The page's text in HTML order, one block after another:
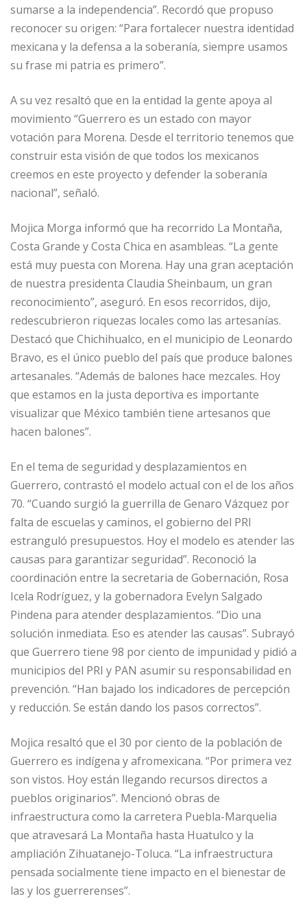
sumarse a la independencia”. Recordó que propuso
reconocer su origen: “Para fortalecer nuestra identidad
mexicana y la defensa a la soberanía, siempre usamos
su frase mi patria es primero”.
A su vez resaltó que en la entidad la gente apoya al
movimiento “Guerrero es un estado con mayor
votación para Morena. Desde el territorio tenemos que
construir esta visión de que todos los mexicanos
creemos en este proyecto y defender la soberanía
nacional”, señaló.
Mojica Morga informó que ha recorrido La Montaña,
Costa Grande y Costa Chica en asambleas. “La gente
está muy puesta con Morena. Hay una gran aceptación
de nuestra presidenta Claudia Sheinbaum, un gran
reconocimiento”, aseguró. En esos recorridos, dijo,
redescubrieron riquezas locales como las artesanías.
Destacó que Chichihualco, en el municipio de Leonardo
Bravo, es el único pueblo del país que produce balones
artesanales. “Además de balones hace mezcales. Hoy
que estamos en la justa deportiva es importante
visualizar que México también tiene artesanos que
hacen balones”.
En el tema de seguridad y desplazamientos en
Guerrero, contrastó el modelo actual con el de los años
70. “Cuando surgió la guerrilla de Genaro Vázquez por
falta de escuelas y caminos, el gobierno del PRI
estranguló presupuestos. Hoy el modelo es atender las
causas para garantizar seguridad”. Reconoció la
coordinación entre la secretaria de Gobernación, Rosa
Icela Rodríguez, y la gobernadora Evelyn Salgado
Pindena para atender desplazamientos. “Dio una
solución inmediata. Eso es atender las causas”. Subrayó
que Guerrero tiene 98 por ciento de impunidad y pidió a
municipios del PRI y PAN asumir su responsabilidad en
prevención. “Han bajado los indicadores de percepción
y reducción. Se están dando los pasos correctos”.
Mojica resaltó que el 30 por ciento de la población de
Guerrero es indígena y afromexicana. “Por primera vez
son vistos. Hoy están llegando recursos directos a
pueblos originarios”. Mencionó obras de
infraestructura como la carretera Puebla-Marquelia
que atravesará La Montaña hasta Huatulco y la
ampliación Zihuatanejo-Toluca. “La infraestructura
pensada socialmente tiene impacto en el bienestar de
las y los guerrerenses”.